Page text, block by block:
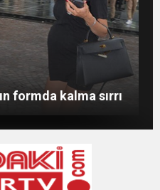
formda kalma sırrı
Merve Boluğur kahkahalarıyla dikkat çekti
eski eşi Berk
Oktay’a gönderme